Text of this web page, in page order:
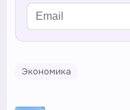
Экономика